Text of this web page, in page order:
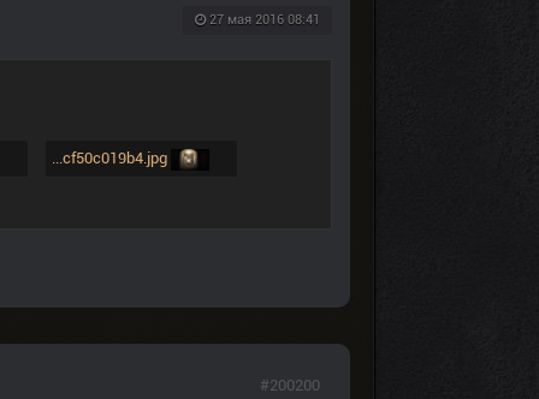
27 мая 2016 08:41
...cf50c019b4.jpg
#200200